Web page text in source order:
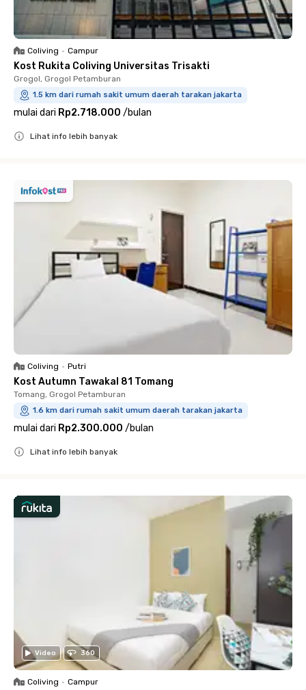
Coliving • Campur
Kost Rukita Coliving Universitas Trisakti
Grogol, Grogol Petamburan
1.5 km dari rumah sakit umum daerah tarakan jakarta
mulai dari Rp2.718.000 /bulan
Lihat info lebih banyak
Coliving • Putri
Kost Autumn Tawakal 81 Tomang
Tomang, Grogol Petamburan
1.6 km dari rumah sakit umum daerah tarakan jakarta
mulai dari Rp2.300.000 /bulan
Lihat info lebih banyak
Video 360
Coliving • Campur